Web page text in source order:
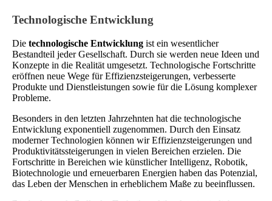
Technologische Entwicklung
Die technologische Entwicklung ist ein wesentlicher
Bestandteil jeder Gesellschaft. Durch sie werden neue Ideen und
Konzepte in die Realität umgesetzt. Technologische Fortschritte
eröffnen neue Wege für Effizienzsteigerungen, verbesserte
Produkte und Dienstleistungen sowie für die Lösung komplexer
Probleme.
Besonders in den letzten Jahrzehnten hat die technologische
Entwicklung exponentiell zugenommen. Durch den Einsatz
moderner Technologien können wir Effizienzsteigerungen und
Produktivitätssteigerungen in vielen Bereichen erzielen. Die
Fortschritte in Bereichen wie künstlicher Intelligenz, Robotik,
Biotechnologie und erneuerbaren Energien haben das Potenzial,
das Leben der Menschen in erheblichem Maße zu beeinflussen.